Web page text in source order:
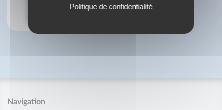
Navigation
Politique de confidentialité